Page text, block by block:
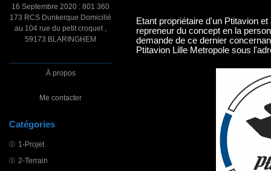
16 Septembre 2020 : 801 360
173 RCS Dunkerque Domicilié
au 104 rue du petit croquet ,
59173 BLARINGHEM
À propos
Me contacter
Catégories
1-Projet
2-Terrain
Etant propriétaire d'un Ptitavion
repreneur du concept en la
demande de ce dernier
Ptitavion Lille Metropole sous